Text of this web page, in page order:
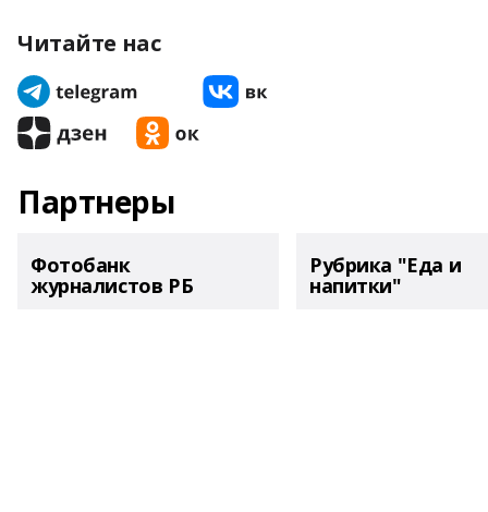
Читайте нас
Партнеры
Фотобанк
журналистов РБ
Рубрика "Еда и
напитки"